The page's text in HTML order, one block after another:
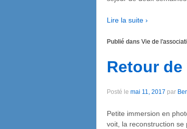
Lire la suite ›
Publié dans Vie de
Retour
Posté le mai 11, 2017 par
Petite immersion en
voit, la reconstruction